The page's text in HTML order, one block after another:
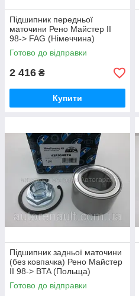
Підшипник передньої
маточини Рено Майстер II
98-> FAG (Німеччина)
713630790
Готово до відправки
2 416 ₴
Купити
Підшипник задньої маточини
(без ковпачка) Рено Майстер
II 98-> BTA (Польща)
H2R030BTA
Готово до відправки